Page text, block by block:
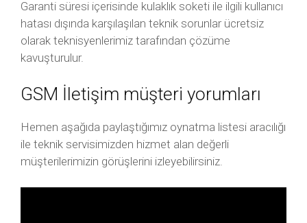
Garanti süresi içerisinde kulaklık soketi ile ilgili kullanıcı
hatası dışında karşılaşılan teknik sorunlar ücretsiz
olarak teknisyenlerimiz tarafından çözüme
kavuşturulur.
GSM İletişim müşteri yorumları
Hemen aşağıda paylaştığımız oynatma listesi aracılığı
ile teknik servisimizden hizmet alan değerli
müşterilerimizin görüşlerini izleyebilirsiniz.